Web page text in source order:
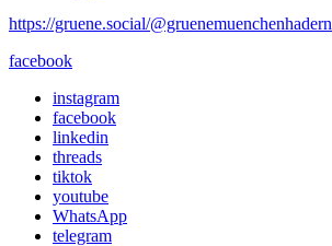
https://gruene.social/@gruenemuenchenhadern
facebook
instagram
facebook
linkedin
threads
tiktok
youtube
WhatsApp
telegram